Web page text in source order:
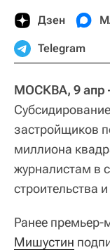
Дзен
Telegram
МОСКВА, 9 апр
застройщиков
миллиона
журналистам в
строительства
Ранее премьер-
Мишустин